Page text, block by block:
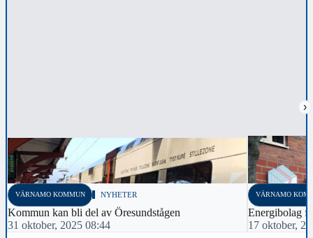
›
VÄRNAMO KOMMUN NYHETER
Kommun kan bli del av Öresundstågen
31 oktober, 2025 08:44
VÄRNAMO
Energibolag
17 oktober,